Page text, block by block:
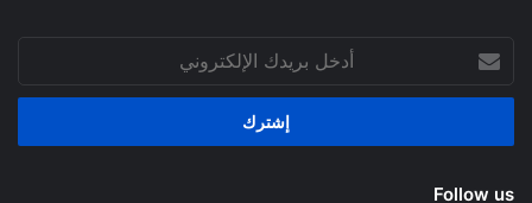
بريدك
الإلكتروني
Follow us